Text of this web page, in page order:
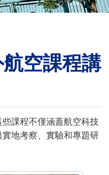
校曆表
電郵我們
加入我們
空課程講
課程不僅涵蓋航空科技
地考察、實驗和專題研